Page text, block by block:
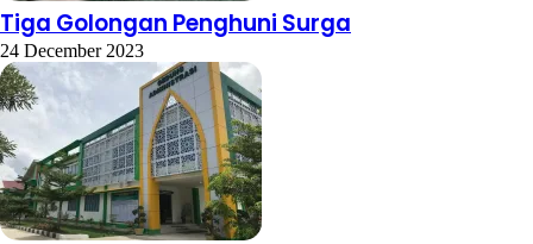
Tiga Golongan Penghuni Surga
24 December 2023